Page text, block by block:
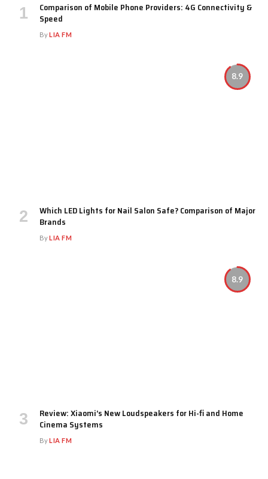
Comparison of Mobile Phone Providers: 4G Connectivity &
Speed
ByLIA FM
8.9
Which LED Lights for Nail Salon Safe? Comparison of Major
Brands
ByLIA FM
8.9
Review: Xiaomi’s New Loudspeakers for Hi-fi and Home
Cinema Systems
ByLIA FM